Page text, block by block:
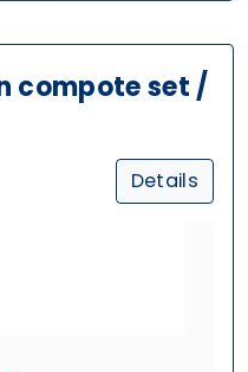
compote set /
Details